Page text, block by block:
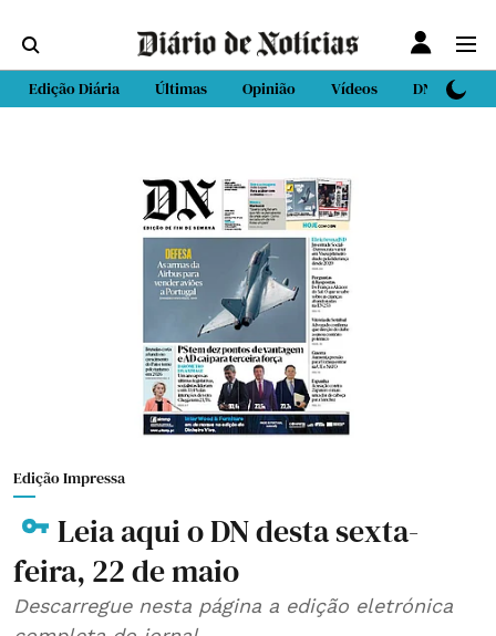
Edição Diária Últimas Opinião Vídeos DN Sport
Edição Impressa
Leia aqui o DN desta sexta-
feira, 22 de maio
Descarregue nesta página a edição eletrónica